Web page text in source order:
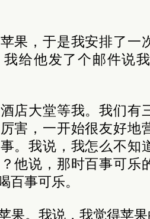
果，于是我安排了一
给他发了个邮件说
店大堂等我。我们有
害，一开始很友好地
。我说，我怎么不知
他说，那时百事可乐
百事可乐。
果。我说，我觉得苹